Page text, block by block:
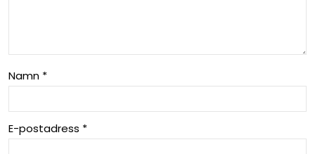
Namn *
E-postadress *